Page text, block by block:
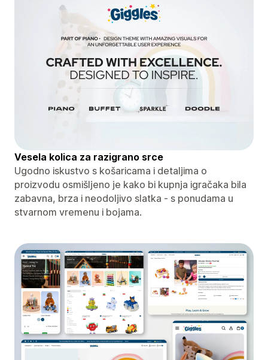
Vesela kolica za razigrano srce
Ugodno iskustvo s košaricama i detaljima o
proizvodu osmišljeno je kako bi kupnja igračaka bila
zabavna, brza i neodoljivo slatka - s ponudama u
stvarnom vremenu i bojama.